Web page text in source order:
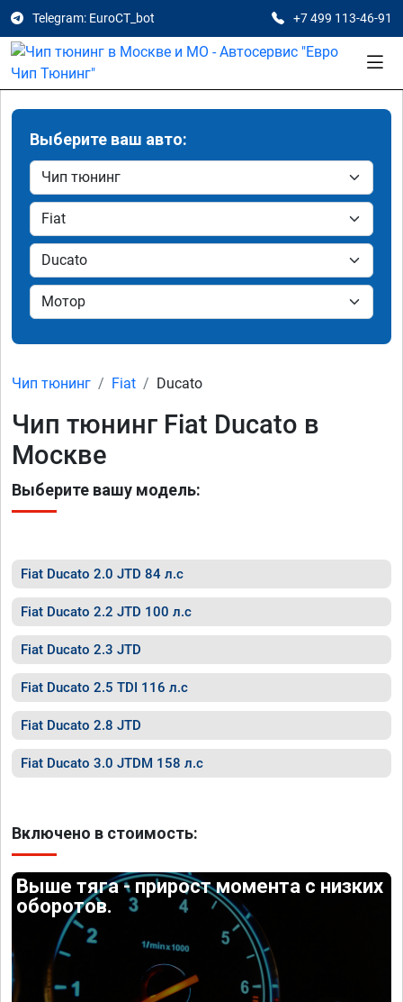
Telegram: EuroCT_bot +7 499 113-46-91
Выберите ваш авто:
Чип тюнинг Fiat Ducato
Чип тюнинг Fiat Ducato в
Москве
Выберите вашу модель:
Fiat Ducato 2.0 JTD 84 л.с
Fiat Ducato 2.2 JTD 100 л.с
Fiat Ducato 2.3 JTD
Fiat Ducato 2.5 TDI 116 л.с
Fiat Ducato 2.8 JTD
Fiat Ducato 3.0 JTDM 158 л.с
Включено в стоимость:
Выше тяга - прирост момента с низких
оборотов.